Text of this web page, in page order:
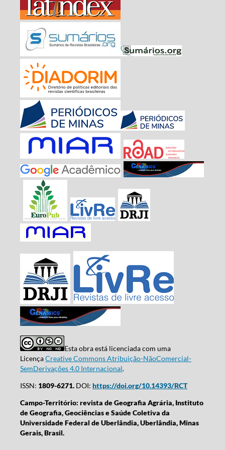
Esta obra está licenciada com uma
LicençaCreative Commons Atribuição-NãoComercial-
SemDerivações 4.0 Internacional.
ISSN: 1809-6271.DOI: https://doi.org/10.14393/RCT
Campo-Território: revista de Geografia Agrária, Instituto
de Geografia, Geociências e Saúde Coletiva da
Universidade Federal de Uberlândia, Uberlândia, Minas
Gerais, Brasil.